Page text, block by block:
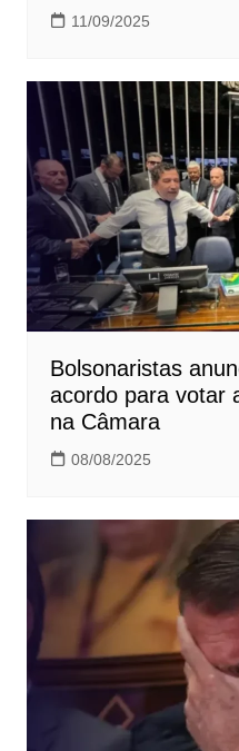
11/09/2025
Bolsonaristas
acordo para votar
na Câmara
08/08/2025